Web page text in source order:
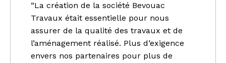
“La création de la société Bevouac
Travaux était essentielle pour nous
assurer de la qualité des travaux et de
l’aménagement réalisé. Plus d’exigence
envers nos partenaires pour plus de